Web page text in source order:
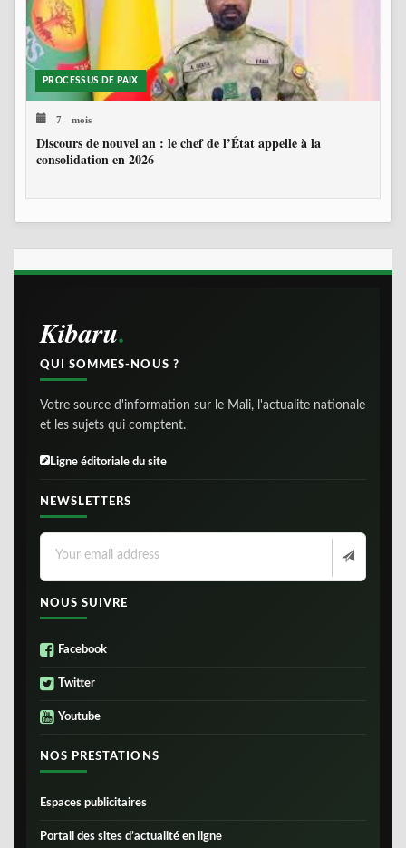
PROCESSUS DE PAIX
7 mois
Discours de nouvel an : le chef de l’État appelle à la
consolidation en 2026
Kibaru
QUI SOMMES-NOUS ?
Votre source d'information sur le Mali, l'actualite nationale
et les sujets qui comptent.
Ligne éditoriale du site
NEWSLETTERS
NOUS SUIVRE
Facebook
Twitter
Youtube
NOS PRESTATIONS
Espaces publicitaires
Portail des sites d’actualité en ligne